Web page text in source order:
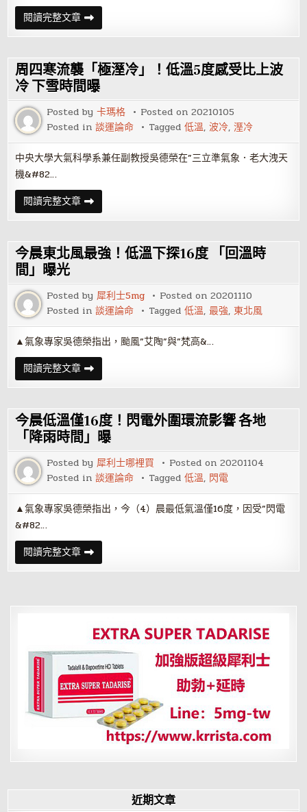
閱讀完整文章苗
栗
縣
度
低
溫！
吳
德
榮：
不
排
除
連
續
4
流
機
率
周四寒流襲「極溼冷」！低溫5度感受比上波
冷 下雪時間曝
Posted by卡瑪格 Posted on20210105
Posted in談運論命 Tagged低溫,波冷,溼冷
中央大學大氣科學系兼任副教授吳德榮在”三立準氣象．老大洩天
機&#82…
閱讀完整文章周
四
寒
襲
「極
溼
溫
5
度
感
受
比
上
波
冷
下
雪
時
曝
今晨東北風最強！低溫下探16度 「回溫時
間」曝光
Posted by犀利士5mg Posted on20201110
Posted in談運論命 Tagged低溫,最強,東北風
▲氣象專家吳德榮指出，颱風”艾陶”與”梵高&…
閱讀完整文章今
晨
東
風
最
強！
低
溫
下
探
16
度
「回
溫
時
光
今晨低溫僅16度！閃電外圍環流影響 各地
「降雨時間」曝
Posted by犀利士哪裡買 Posted on20201104
Posted in談運論命 Tagged低溫, 閃電
▲氣象專家吳德榮指出，今（4）晨最低氣溫僅16度，因受”閃電
&#82…
閱讀完整文章今
晨
低
度！
外
圍
環
流
影
響
各
地
「降
近期文章